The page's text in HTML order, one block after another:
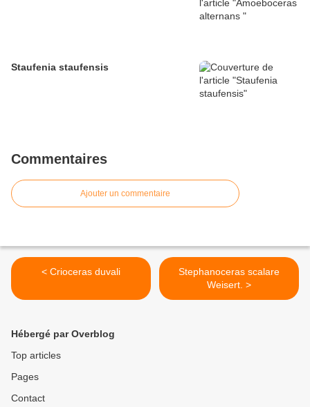
Staufenia staufensis
Commentaires
Ajouter un commentaire
< Crioceras duvali
Stephanoceras scalare
Weisert. >
Hébergé par Overblog
Top articles
Pages
Contact